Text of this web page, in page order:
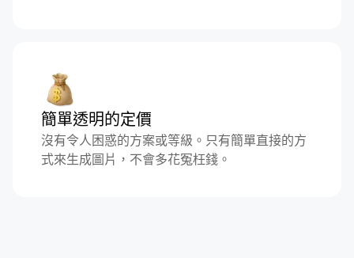
簡單透明的定價
沒有令人困惑的方案或等級。只有簡單直接的方
式來生成圖片，不會多花冤枉錢。